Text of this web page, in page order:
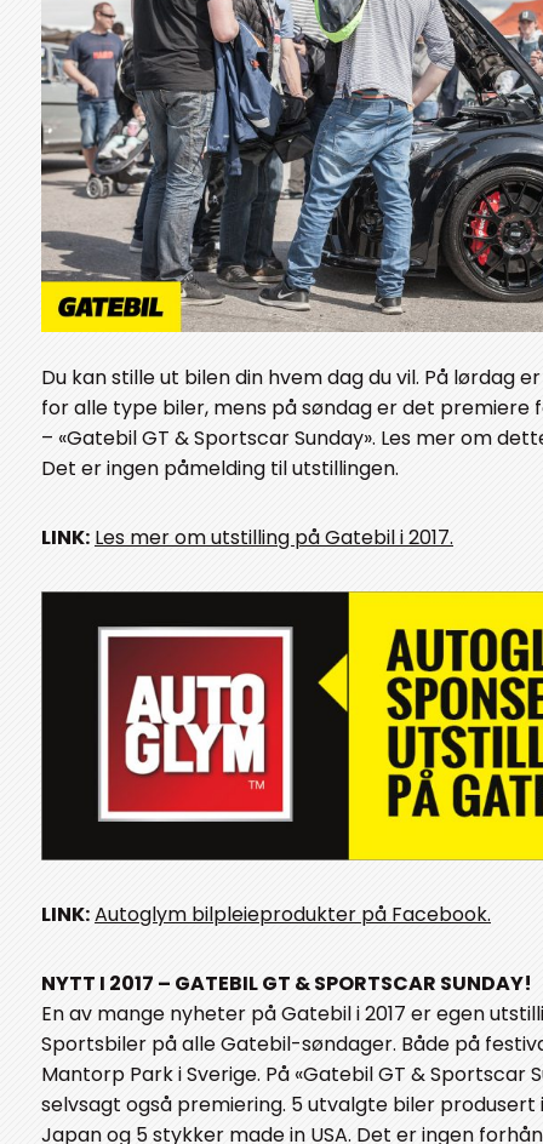
Du kan stille ut bilen din hvem dag du vil. På lørdag
for alle type biler, mens på søndag er det
– «Gatebil GT & Sportscar Sunday». Les mer om
Det er ingen påmelding til utstillingen.
LINK: Les mer om utstilling på Gatebil i 2017.
LINK:Autoglym bilpleieprodukter på Facebook.
NYTT I 2017 – GATEBIL GT & SPORTSCAR SUNDAY!
En av mange nyheter på Gatebil i 2017 er egen
Sportsbiler på alle Gatebil-søndager. Både på
Mantorp Park i Sverige. På «Gatebil GT & Sportscar
selvsagt også premiering. 5 utvalgte biler produsert
Japan og 5 stykker made in USA. Det er ingen